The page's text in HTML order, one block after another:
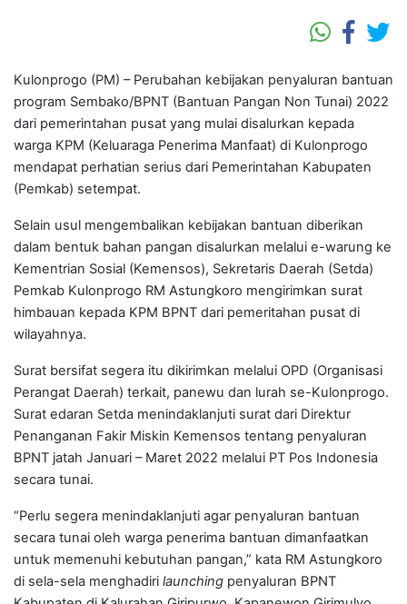
Kulonprogo (PM) – Perubahan kebijakan penyaluran bantuan
program Sembako/BPNT (Bantuan Pangan Non Tunai) 2022
dari pemerintahan pusat yang mulai disalurkan kepada
warga KPM (Keluaraga Penerima Manfaat) di Kulonprogo
mendapat perhatian serius dari Pemerintahan Kabupaten
(Pemkab) setempat.
Selain usul mengembalikan kebijakan bantuan diberikan
dalam bentuk bahan pangan disalurkan melalui e-warung ke
Kementrian Sosial (Kemensos), Sekretaris Daerah (Setda)
Pemkab Kulonprogo RM Astungkoro mengirimkan surat
himbauan kepada KPM BPNT dari pemeritahan pusat di
wilayahnya.
Surat bersifat segera itu dikirimkan melalui OPD (Organisasi
Perangat Daerah) terkait, panewu dan lurah se-Kulonprogo.
Surat edaran Setda menindaklanjuti surat dari Direktur
Penanganan Fakir Miskin Kemensos tentang penyaluran
BPNT jatah Januari – Maret 2022 melalui PT Pos Indonesia
secara tunai.
“Perlu segera menindaklanjuti agar penyaluran bantuan
secara tunai oleh warga penerima bantuan dimanfaatkan
untuk memenuhi kebutuhan pangan,” kata RM Astungkoro
di sela-sela menghadiri launching penyaluran BPNT